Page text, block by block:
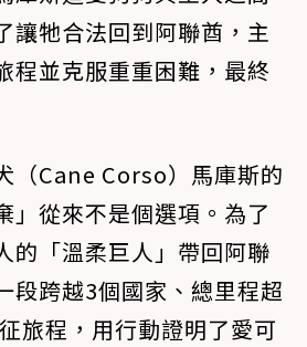
讓牠合法回到阿聯酋，主
程並克服重重困難，最終
（Cane Corso）馬庫斯的
」從來不是個選項。為了
的「溫柔巨人」帶回阿聯
段跨越3個國家、總里程超
旅程，用行動證明了愛可